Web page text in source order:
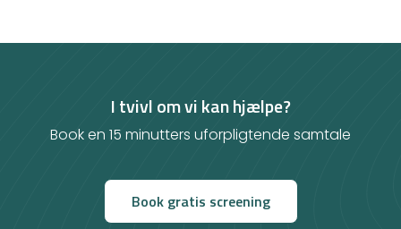
I tvivl om vi kan hjælpe?
Book en 15 minutters uforpligtende samtale
Book gratis screening